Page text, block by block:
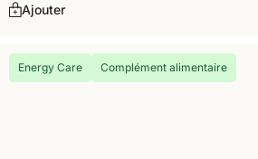
Ajouter
Energy Care Complément alimentaire